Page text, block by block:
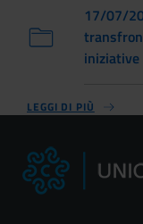
17/07/
iniziative
LEGGI DI PIÙ